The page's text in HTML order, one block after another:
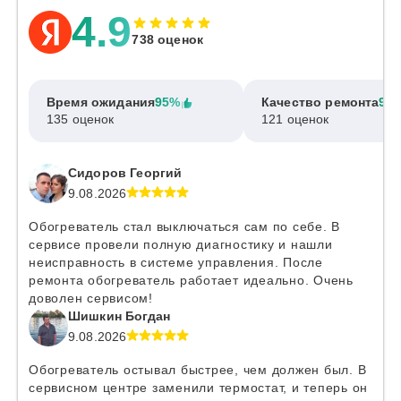
4.9738 оценок
Время ожидания95%
135 оценок
Качество ремонта
121 оценок
Сидоров Георгий
9.08.2026
Обогреватель стал выключаться сам по себе. В
сервисе провели полную диагностику и нашли
неисправность в системе управления. После
ремонта обогреватель работает идеально. Очень
доволен сервисом!
Шишкин Богдан
9.08.2026
Обогреватель остывал быстрее, чем должен был. В
сервисном центре заменили термостат, и теперь он